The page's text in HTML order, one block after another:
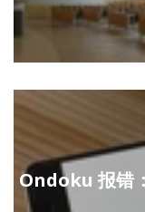
Ondoku 报错